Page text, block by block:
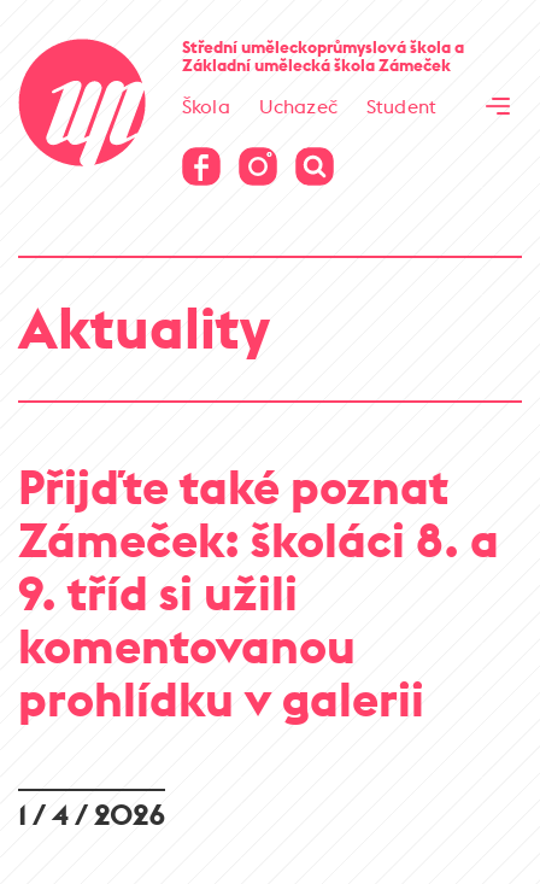
Střední uměleckoprůmyslová školaa
Základní umělecká školaZámeček
Škola Uchazeč
Student
Virtuální prohlídka
Virtuální prohlídka
Aktuality
Přijďte také poznat
Zámeček: školáci 8. a
9. tříd si užili
komentovanou
prohlídku v galerii
1 / 4 / 2026